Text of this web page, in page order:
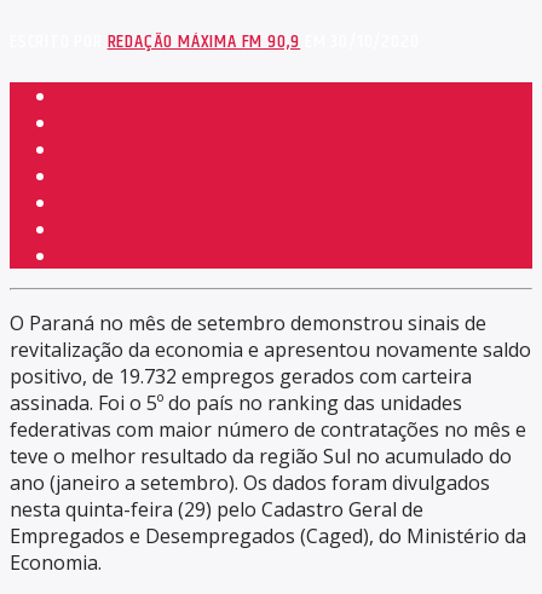
ESCRITO PORREDAÇÃO MÁXIMA FM 90,9EM 30/10/2020
O Paraná no mês de setembro demonstrou sinais de
revitalização da economia e apresentou novamente saldo
positivo, de 19.732 empregos gerados com carteira
assinada. Foi o 5º do país no ranking das unidades
federativas com maior número de contratações no mês e
teve o melhor resultado da região Sul no acumulado do
ano (janeiro a setembro). Os dados foram divulgados
nesta quinta-feira (29) pelo Cadastro Geral de
Empregados e Desempregados (Caged), do Ministério da
Economia.